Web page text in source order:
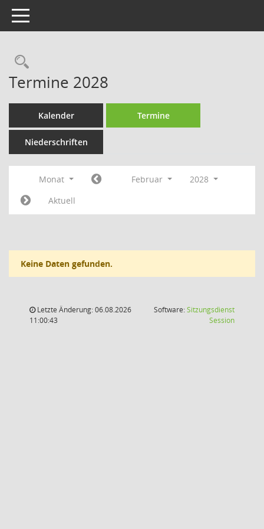
Toggle navigation
Rechercheauswahl
Termine 2028
Kalender Termine
Niederschriften
Monat Februar
2028
Aktuell
Keine Daten gefunden.
Letzte Änderung: 06.08.2026
11:00:43
Software:Sitzungsdienst
Session(Wird in